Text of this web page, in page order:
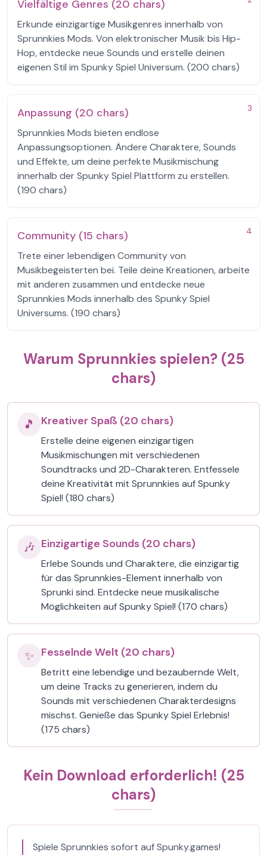
Vielfältige Genres (20 chars)
Erkunde einzigartige Musikgenres innerhalb von
Sprunnkies Mods. Von elektronischer Musik bis Hip-
Hop, entdecke neue Sounds und erstelle deinen
eigenen Stil im Spunky Spiel Universum. (200 chars)
3
Anpassung (20 chars)
Sprunnkies Mods bieten endlose
Anpassungsoptionen. Ändere Charaktere, Sounds
und Effekte, um deine perfekte Musikmischung
innerhalb der Spunky Spiel Plattform zu erstellen.
(190 chars)
4
Community (15 chars)
Trete einer lebendigen Community von
Musikbegeisterten bei. Teile deine Kreationen, arbeite
mit anderen zusammen und entdecke neue
Sprunnkies Mods innerhalb des Spunky Spiel
Universums. (190 chars)
Warum Sprunnkies spielen? (25
chars)
🎵 Kreativer Spaß (20 chars)
Erstelle deine eigenen einzigartigen
Musikmischungen mit verschiedenen
Soundtracks und 2D-Charakteren. Entfessele
deine Kreativität mit Sprunnkies auf Spunky
Spiel! (180 chars)
🎶 Einzigartige Sounds (20 chars)
Erlebe Sounds und Charaktere, die einzigartig
für das Sprunnkies-Element innerhalb von
Sprunki sind. Entdecke neue musikalische
Möglichkeiten auf Spunky Spiel! (170 chars)
✨ Fesselnde Welt (20 chars)
Betritt eine lebendige und bezaubernde Welt,
um deine Tracks zu generieren, indem du
Sounds mit verschiedenen Charakterdesigns
mischst. Genieße das Spunky Spiel Erlebnis!
(175 chars)
Kein Download erforderlich! (25
chars)
Spiele Sprunnkies sofort auf Spunky.games!